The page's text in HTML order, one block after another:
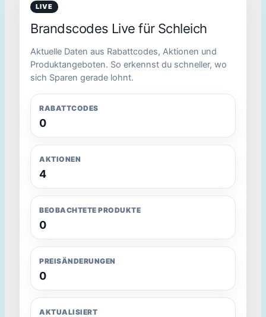
LIVE
Brandscodes Live für Schleich
Aktuelle Daten aus Rabattcodes, Aktionen und
Produktangeboten. So erkennst du schneller, wo
sich Sparen gerade lohnt.
RABATTCODES
0
AKTIONEN
4
BEOBACHTETE PRODUKTE
0
PREISÄNDERUNGEN
0
AKTUALISIERT